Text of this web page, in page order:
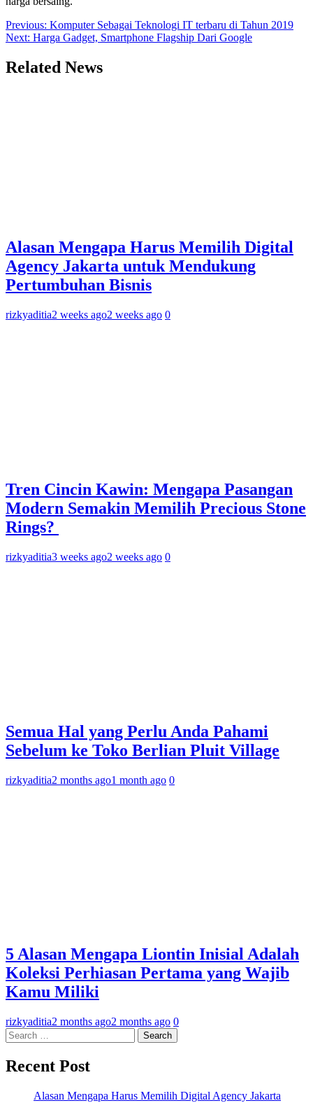
Post
navigation
Previous: Komputer Sebagai Teknologi IT terbaru di Tahun 2019
Next: Harga Gadget, Smartphone Flagship Dari Google
Related News
Alasan Mengapa Harus Memilih Digital
Agency Jakarta untuk Mendukung
Pertumbuhan Bisnis
rizkyaditia2 weeks ago2 weeks ago 0
Tren Cincin Kawin: Mengapa Pasangan
Modern Semakin Memilih Precious Stone
Rings?
rizkyaditia3 weeks ago2 weeks ago 0
Semua Hal yang Perlu Anda Pahami
Sebelum ke Toko Berlian Pluit Village
rizkyaditia2 months ago1 month ago 0
5 Alasan Mengapa Liontin Inisial Adalah
Koleksi Perhiasan Pertama yang Wajib
Kamu Miliki
rizkyaditia2 months ago2 months ago 0
Search
for:
Recent Post
Alasan Mengapa Harus Memilih Digital Agency Jakarta